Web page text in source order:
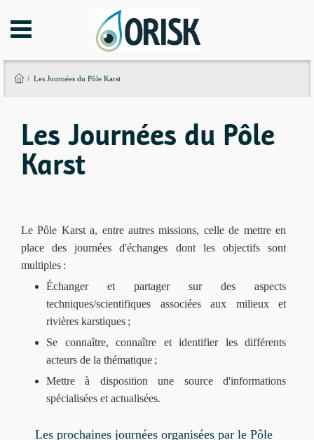
au
Les Journées du Pôle Karst
Les Journées du Pôle
Karst
Le Pôle Karst a, entre autres missions, celle de mettre en
place des journées d'échanges dont les objectifs sont
multiples :
Échanger et partager sur des aspects
techniques/scientifiques associées aux milieux et
rivières karstiques ;
Se connaître, connaître et identifier les différents
acteurs de la thématique ;
Mettre à disposition une source d'informations
spécialisées et actualisées.
Les prochaines journées organisées par le Pôle